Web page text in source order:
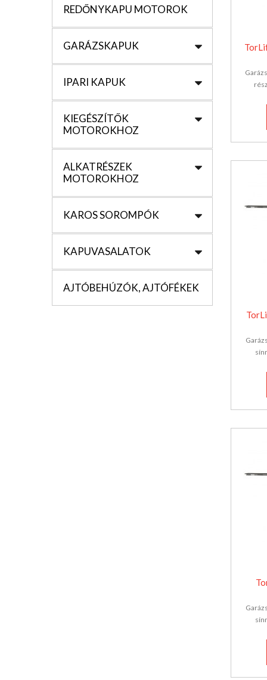
REDŐNYKAPU MOTOROK
GARÁZSKAPUK
IPARI KAPUK
KIEGÉSZÍTŐK
MOTOROKHOZ
ALKATRÉSZEK
MOTOROKHOZ
KAROS SOROMPÓK
KAPUVASALATOK
AJTÓBEHÚZÓK, AJTÓFÉKEK